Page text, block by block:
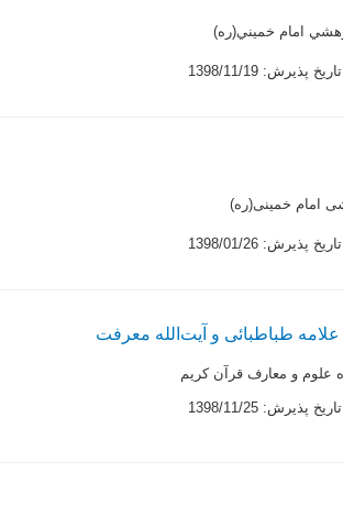
امام خميني(ره)
تاریخ پذیرش: 1398/11/19
امام خمینی(ره)
تاریخ پذیرش: 1398/01/26
علامه طباطبائی و آیت‌الله معرفت
علوم و معارف قرآن کریم
تاریخ پذیرش: 1398/11/25